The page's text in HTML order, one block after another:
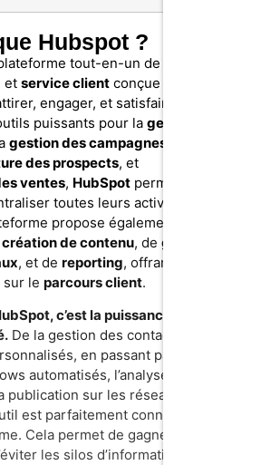
Hubspot ?
tout-en-un de
et service client conçue pour aider
engager, et satisfaire leurs
puissants pour la gestion des
gestion des campagnes
des prospects, et
ventes, HubSpot permet aux
toutes leurs activités de
propose également des
création de contenu, de gestion
, et de reporting, offrant une
le parcours client.
c’est la puissance de son
De la gestion des contacts à
en passant par la
automatisés, l’analyse des
sur les réseaux
est parfaitement connecté au
Cela permet de gagner un
les silos d’information et de